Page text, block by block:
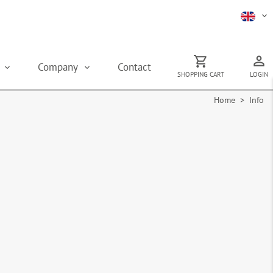
Company Contact
SHOPPING CART LOGIN
Home > Info